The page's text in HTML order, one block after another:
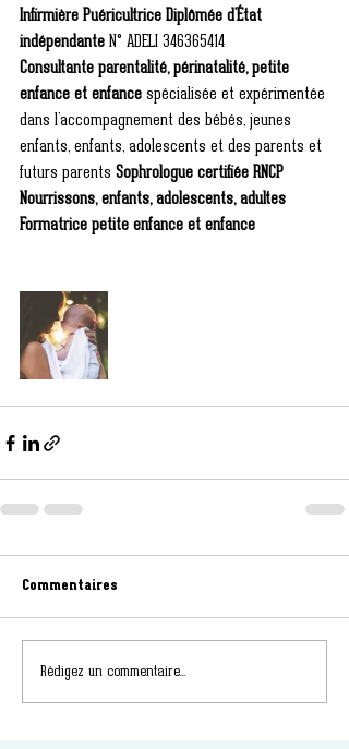
Infirmière Puéricultrice Diplômée d'État
indépendante N° ADELI 346365414
Consultante parentalité, périnatalité, petite
enfance et enfance spécialisée et expérimentée
dans l’accompagnement des bébés, jeunes
enfants, enfants, adolescents et des parents et
futurs parents Sophrologue certifiée RNCP
Nourrissons, enfants, adolescents, adultes
Formatrice petite enfance et enfance
Commentaires
Rédigez un commentaire...